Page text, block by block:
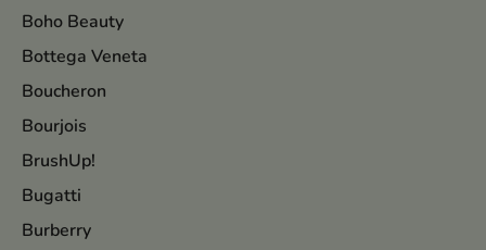
Boho Beauty
Bottega Veneta
Boucheron
Bourjois
BrushUp!
Bugatti
Burberry